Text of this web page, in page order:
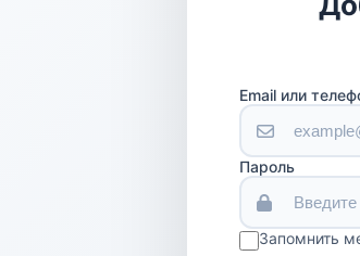
Email или
Пароль
Запомнить